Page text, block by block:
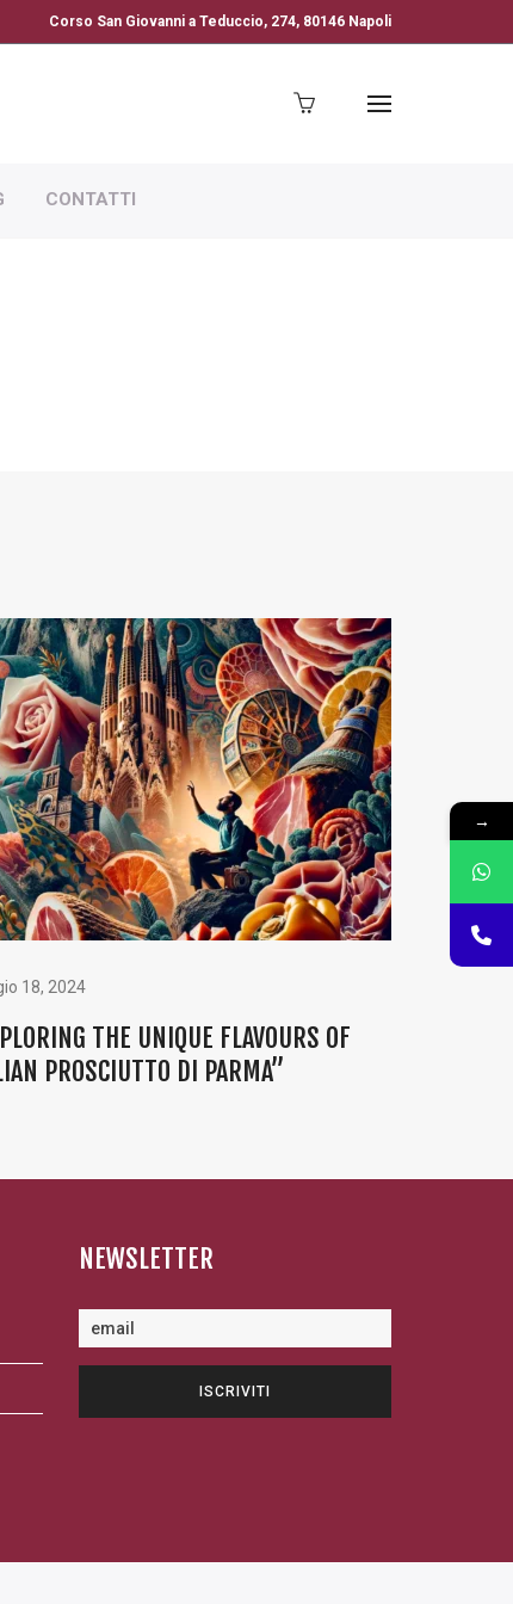
Corso San Giovanni a Teduccio, 274, 80146 Napoli
CONTATTI
18, 2024
THE UNIQUE FLAVOURS OF
PROSCIUTTO DI PARMA”
NEWSLETTER
→